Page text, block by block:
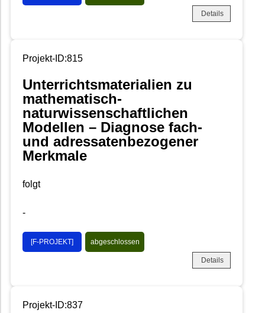
Details
Projekt-ID:815
Unterrichtsmaterialien zu
mathematisch-
naturwissenschaftlichen
Modellen – Diagnose fach-
und adressatenbezogener
Merkmale
folgt
-
[F-PROJEKT] abgeschlossen
Details
Projekt-ID:837